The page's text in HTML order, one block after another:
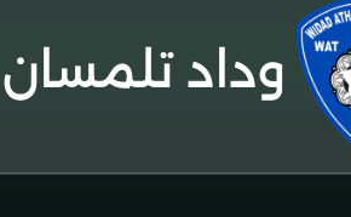
وداد تلمسان